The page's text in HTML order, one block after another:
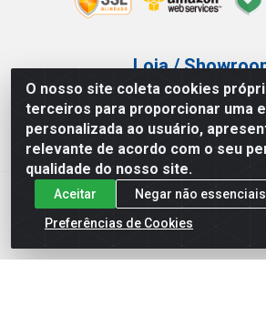
O nosso site coleta cookies
terceiros para proporcionar uma
personalizada ao usuário,
relevante de acordo com o seu
qualidade do nosso site.
Aceitar
Negar não essenciais
Preferências de Cookies
Loja /
Tel.: (11) 3227-0546
Av Vautier, 587/597 - Pari -
Atef Distribuidora LTDA - Av. Vautier,
Paulo/SP - CEP 03.032-000 - CNPJ